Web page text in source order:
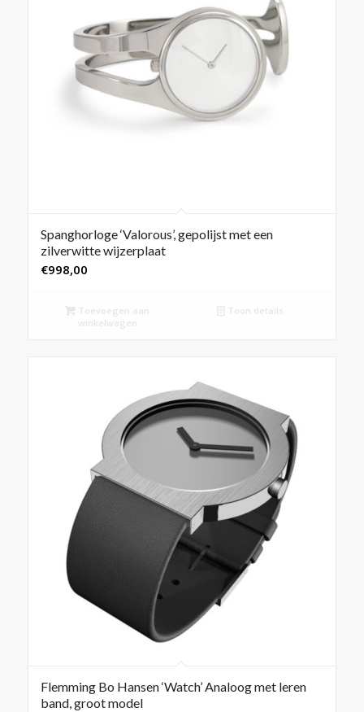
Spanghorloge ‘Valorous’, gepolijst met een
zilverwitte wijzerplaat
€998,00
Toevoegen aan
winkelwagen
Toon details
Flemming Bo Hansen ‘Watch’ Analoog met leren
band, groot model